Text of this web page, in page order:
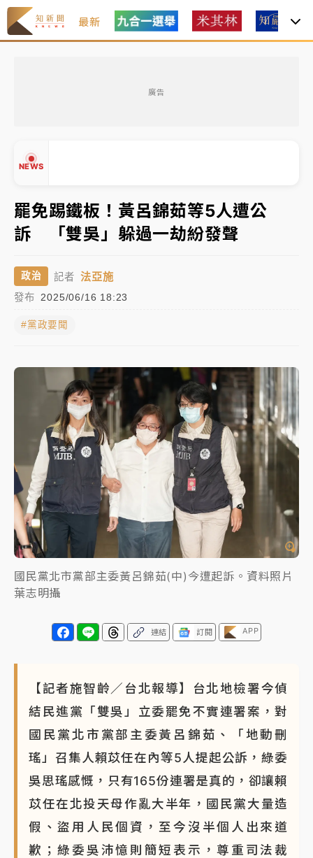
最新
廣告
NEWS
中信慈善基金會想增加董事人數！辜仲諒向法院聲請遭
駁 理由曝光
故宮《龍藏經》特展第2檔！今線上預約開賣一度塞車
周六起展出延長至晚上7時
台東農業處長涉圖利渡假村！東檢抗告成功 今重開羈
父親節泡湯了！中颱白海豚雨彈轟3天 「紅到發紫」降
雨熱區曝
暑假過三周才推「E宿新北打卡趣」！抽獎程序複雜 觀
旅局回應了
中信慈善基金會想增加董事人數！辜仲諒向法院聲請遭
駁 理由曝光
故宮《龍藏經》特展第2檔！今線上預約開賣一度塞車
周六起展出延長至晚上7時
台東農業處長涉圖利渡假村！東檢抗告成功 今重開羈
押庭
父親節泡湯了！中颱白海豚雨彈轟3天 「紅到發紫」降
雨熱區曝
▲
罷免踢鐵板！黃呂錦茹等5人遭公
訴 「雙吳」躲過一劫紛發聲
政治 記者 法亞施
發布 2025/06/16 18:23
#黨政要聞
國民黨北市黨部主委黃呂錦茹(中)今遭起訴。資料照片
葉志明攝
連結 訂閱 APP
【記者施智齡／台北報導】台北地檢署今偵
結民進黨「雙吳」立委罷免不實連署案，對
國民黨北市黨部主委黃呂錦茹、「地動刪
瑤」召集人賴苡任在內等5人提起公訴，綠委
吳思瑤感慨，只有165份連署是真的，卻讓賴
苡任在北投天母作亂大半年，國民黨大量造
假、盜用人民個資，至今沒半個人出來道
歉；綠委吳沛憶則簡短表示，尊重司法裁